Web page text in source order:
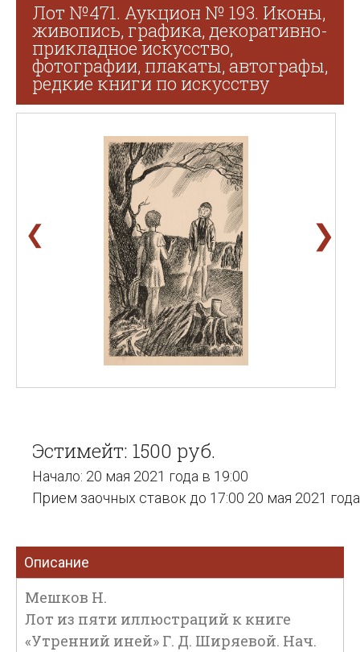
Лот №471. Аукцион № 193. Иконы,
живопись, графика, декоративно-
прикладное искусство,
фотографии, плакаты, автографы,
редкие книги по искусству
❮ ❯
Эстимейт: 1500 руб.
Начало: 20 мая 2021 года в 19:00
Прием заочных ставок до 17:00 20 мая 2021 года
Описание
Мешков Н.
Лот из пяти иллюстраций к книге
«Утренний иней» Г. Д. Ширяевой. Нач.